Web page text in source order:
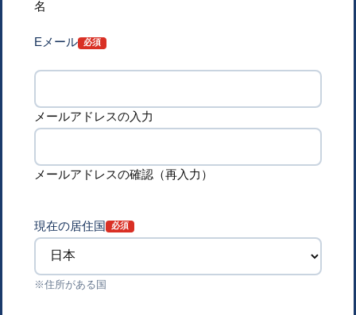
名
Eメール
メールアドレスの入力
メールアドレスの確認（再入力）
現在の居住国
※住所がある国